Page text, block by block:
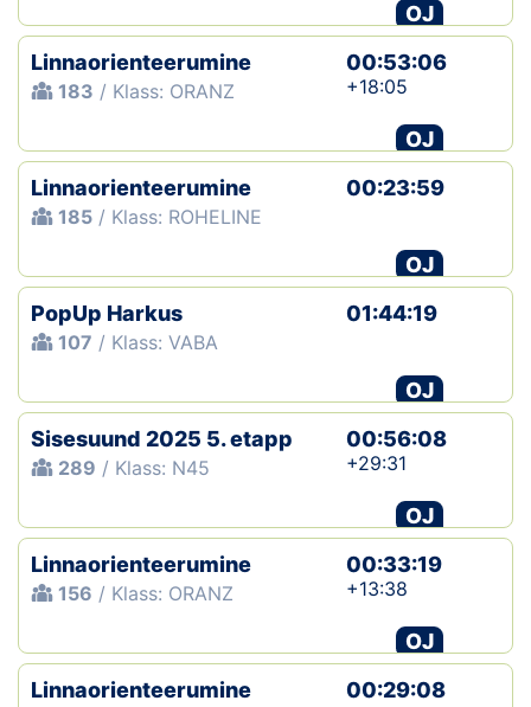
OJ
Linnaorienteerumine
183 / Klass: ORANZ
00:53:06
+18:05
OJ
Linnaorienteerumine
185 / Klass: ROHELINE
00:23:59
OJ
PopUp Harkus
107 / Klass: VABA
01:44:19
OJ
Sisesuund 2025 5. etapp
289 / Klass: N45
00:56:08
+29:31
OJ
Linnaorienteerumine
156 / Klass: ORANZ
00:33:19
+13:38
OJ
Linnaorienteerumine
00:29:08